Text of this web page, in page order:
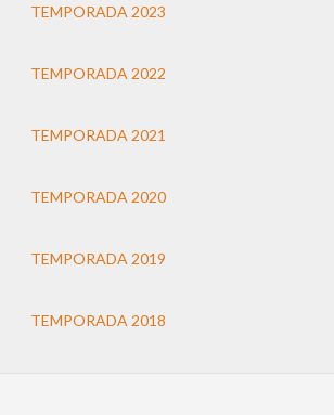
TEMPORADA 2023
TEMPORADA 2022
TEMPORADA 2021
TEMPORADA 2020
TEMPORADA 2019
TEMPORADA 2018